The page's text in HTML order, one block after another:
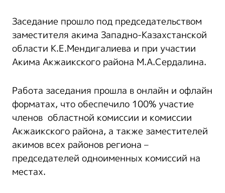
Заседание прошло под председательством
заместителя акима Западно-Казахстанской
области К.Е.Мендигалиева и при участии
Акима Акжаикского района М.А.Сердалина.
Работа заседания прошла в онлайн и офлайн
форматах, что обеспечило 100% участие
членов областной комиссии и комиссии
Акжаикского района, а также заместителей
акимов всех районов региона –
председателей одноименных комиссий на
местах.